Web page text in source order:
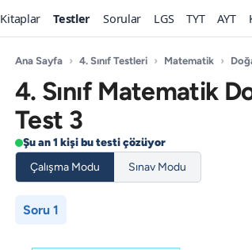
Kitaplar Testler Sorular LGS TYT AYT
Ana Sayfa › 4. Sınıf Testleri › Matematik ›
4. Sınıf Matematik
Test 3
Şu an 1 kişi bu testi çözüyor
Çalışma Modu
Sınav Modu
Soru 1